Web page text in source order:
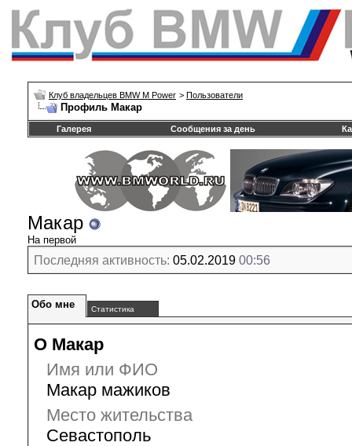
Клуб владельцев BMW M Power > Пользователи
Профиль Макар
Галерея Сообщения за день
Макар
На первой
Последняя активность: 05.02.2019 00:56
Обо мне Статистика
О Макар
Имя или ФИО
Макар мажиков
Место жительства
Севастополь